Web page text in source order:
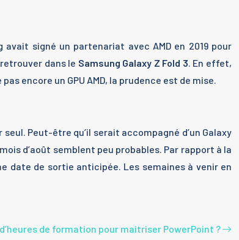
signé un partenariat avec AMD en 2019 pour
retrouver dans le Samsung Galaxy Z Fold 3. En effet,
encore un GPU AMD, la prudence est de mise.
Peut-être qu’il serait accompagné d’un Galaxy
d’août semblent peu probables. Par rapport à la
date de sortie anticipée. Les semaines à venir en
de formation pour maitriser PowerPoint ?